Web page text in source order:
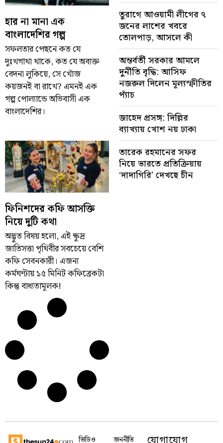
হার না মানা এক
বাংলাদেশির গল্প
সফলতার পেছনে কত যে
দুঃখগাথা থাকে, কত যে অব্যক্ত
বেদনা লুকিয়ে, সে খোঁজ
কয়জনই বা রাখে? এমনই এক
গল্প পোল্যান্ডে অভিবাসী এক
বাংলাদেশির।
ফিনিশদের কফি আসক্তি
নিয়ে দুটি কথা
অদ্ভুত বিষয় হলো, এই ক্ষুদ্র
জাতিসত্তা পৃথিবীর সবচেয়ে বেশি
কফি সেবনকারী। এজন্য
কর্মঘণ্টায় ১৫ মিনিট কফিব্রেকটা
কিন্তু বাধ্যতামূলক!
তুরাগে আওয়ামী লীগের ৭
জনের লাশের খবরে
তোলপাড়, আসলে কী
অন্তর্বর্তী সরকার আমলে
দুর্নীতি বৃদ্ধি: আসিফ
নজরুল দিলেন মূল্যস্ফীতির
প্যাঁচ
জাহেদ প্রসঙ্গ: দিল্লির
ব্যাখ্যায় খোশ নয় ঢাকা
তারেক রহমানের সফর
নিয়ে ভারতে প্রতিক্রিয়ায়
‘দাদাগিরি’ দেখছে চীন
ভিডিও জননীতি